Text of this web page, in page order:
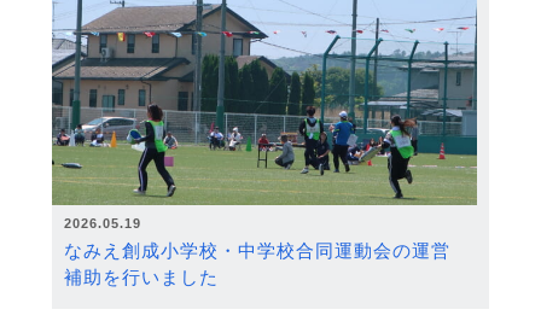
2026.05.19
なみえ創成小学校・中学校合同運動会の運営
補助を行いました